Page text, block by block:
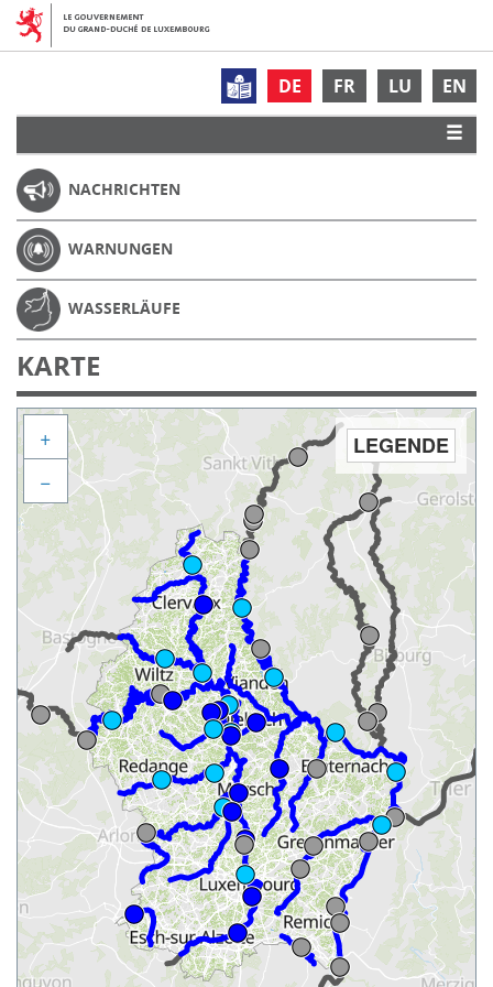
DE FR LU EN
NACHRICHTEN
WARNUNGEN
WASSERLÄUFE
KARTE
LEGENDE
+
−